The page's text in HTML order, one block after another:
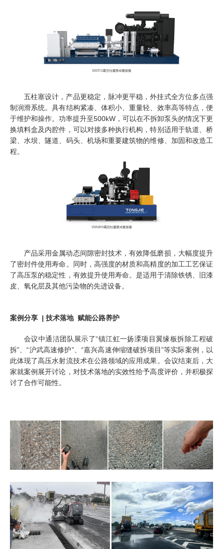
五柱塞设计，产品更稳定，脉冲更平稳，外挂式全方位多点强
制润滑系统。具有结构紧凑、体积小、重量轻、效率高等特点，便
于维护和操作。功率提升至500kW，可以在不拆卸泵头的情况下更
换填料盒及内腔件，可以对接多种执行机构，特别适用于轨道、桥
梁、水坝、隧道、码头、机场和重要建筑物的维修、加固和改造工
程。
产品采用金属动态间隙密封技术，有效降低磨损，大幅度提升
了密封件使用寿命。同时，高强度的材质和高精度的加工工艺保证
了高压泵的稳定性，有效提升使用寿命。是适用于清除铁锈、旧漆
皮、氧化层及其他污染物的先进设备。
案例分享 | 技术落地 赋能公路养护
会议中通洁团队展示了“镇江虹一扬溧项目翼缘板拆除工程破
拆”、“沪武高速修护”、“嘉兴高速伸缩缝破拆项目”等实际案例，以
此体现了高压水射流技术在公路领域的应用成果。会议结束后，大
家就案例展开讨论，对技术落地的实效性给予高度评价，并积极探
讨了合作可能性。